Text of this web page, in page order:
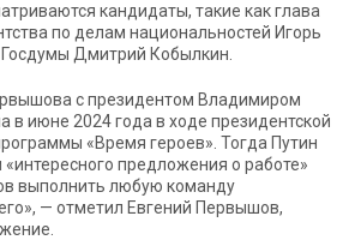
кандидаты, такие как глава
по делам национальностей Игорь
Дмитрий Кобылкин.
с президентом Владимиром
в июне 2024 года в ходе президентской
«Время героев». Тогда Путин
предложения о работе»
выполнить любую команду
— отметил Евгений Первышов,